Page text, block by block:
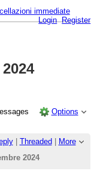
immediate
Login Register
Options
| Threaded
More
2024